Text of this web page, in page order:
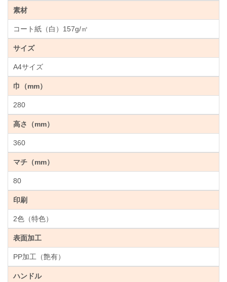
素材
コート紙（白）157g/㎡
サイズ
A4サイズ
巾（mm）
280
高さ（mm）
360
マチ（mm）
80
印刷
2色（特色）
表面加工
PP加工（艶有）
ハンドル